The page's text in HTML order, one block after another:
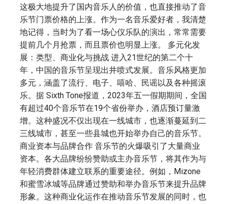
这极大地提升了国内音乐人的价值，也直接推动了音
乐节门票价格的上涨。作为一名音乐爱好者，我清楚
地记得，当时为了看一场心仪乐队的演出，常常需要
提前几个月抢票，而且票价也明显上涨。 多元化发
展：类型、商业化与挑战 进入21世纪的第二个十
年，中国的音乐节呈现出井喷式发展。音乐风格更加
多元，涵盖了流行、电子、嘻哈、民谣以及各种摇滚
乐。据 Sixth Tone报道，2023年五一假期期间，全国
有超过40个音乐节在19个省份举办，酒店预订量激
增。这种盛况不仅出现在一线城市，也逐渐蔓延到二
三线城市，甚至一些县城也开始举办自己的音乐节。
商业资本与品牌合作 音乐节的火爆吸引了大量商业
资本。各大品牌纷纷赞助或主办音乐节，将其作为与
年轻消费群体建立联系的重要途径。例如，Mizone
和蜜雪冰城等品牌通过赞助和举办音乐节来提升品牌
形象。这种商业化运作在推动音乐节发展的同时，也